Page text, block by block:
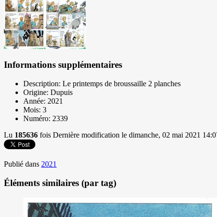
Informations supplémentaires
Description: Le printemps de broussaille 2 planches
Origine: Dupuis
Année: 2021
Mois: 3
Numéro: 2339
Lu 185636 fois Dernière modification le dimanche, 02 mai 2021
Publié dans 2021
Éléments similaires (par tag)